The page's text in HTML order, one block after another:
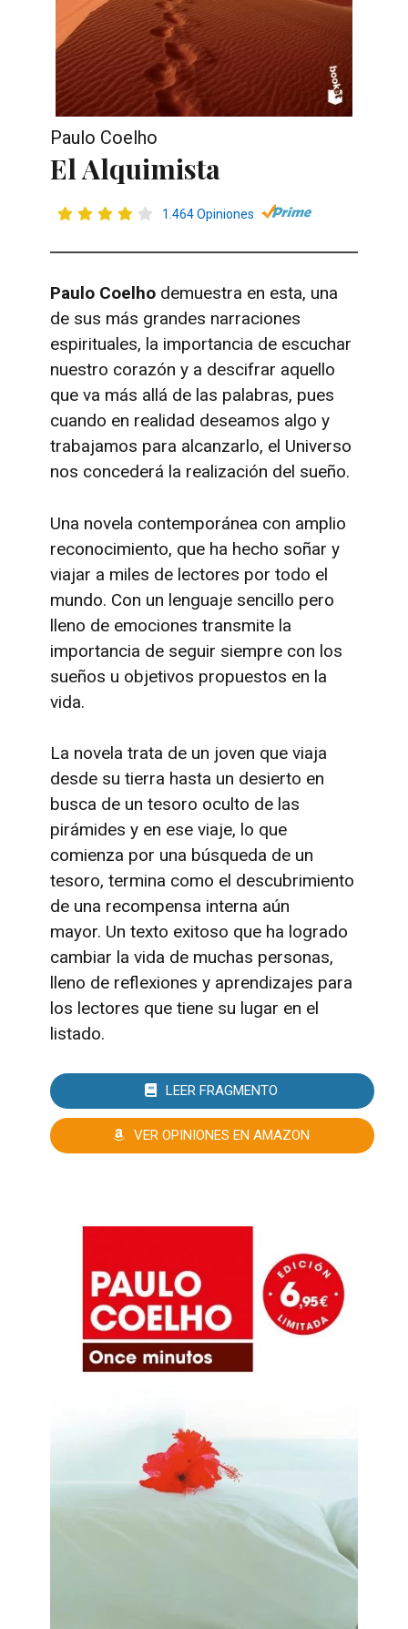
Paulo Coelho
El Alquimista
1.464 Opiniones
Paulo Coelho demuestra en esta, una
de sus más grandes narraciones
espirituales, la importancia de escuchar
nuestro corazón y a descifrar aquello
que va más allá de las palabras, pues
cuando en realidad deseamos algo y
trabajamos para alcanzarlo, el Universo
nos concederá la realización del sueño.
Una novela contemporánea con amplio
reconocimiento, que ha hecho soñar y
viajar a miles de lectores por todo el
mundo. Con un lenguaje sencillo pero
lleno de emociones transmite la
importancia de seguir siempre con los
sueños u objetivos propuestos en la
vida.
La novela trata de un joven que viaja
desde su tierra hasta un desierto en
busca de un tesoro oculto de las
pirámides y en ese viaje, lo que
comienza por una búsqueda de un
tesoro, termina como el descubrimiento
de una recompensa interna aún
mayor. Un texto exitoso que ha logrado
cambiar la vida de muchas personas,
lleno de reflexiones y aprendizajes para
los lectores que tiene su lugar en el
listado.
LEER FRAGMENTO
VER OPINIONES EN AMAZON